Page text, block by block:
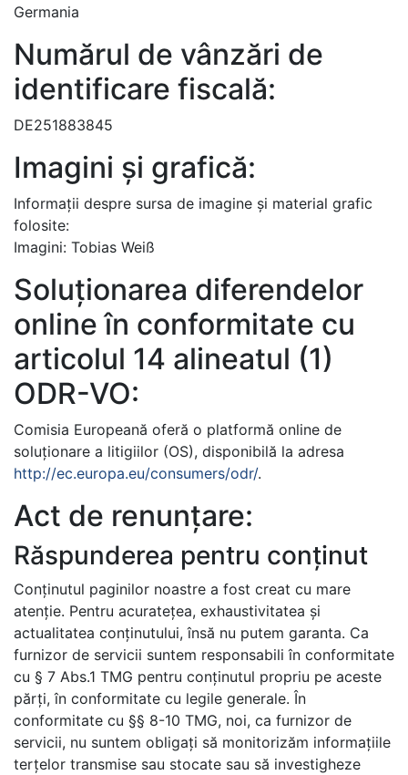
Germania
Numărul de vânzări de
identificare fiscală:
DE251883845
Imagini și grafică:
Informații despre sursa de imagine și material grafic
folosite:
Imagini: Tobias Weiß
Soluționarea diferendelor
online în conformitate cu
articolul 14 alineatul (1)
ODR-VO:
Comisia Europeană oferă o platformă online de
soluționare a litigiilor (OS), disponibilă la adresa
http://ec.europa.eu/consumers/odr/.
Act de renunțare:
Răspunderea pentru conținut
Conținutul paginilor noastre a fost creat cu mare
atenție. Pentru acuratețea, exhaustivitatea și
actualitatea conținutului, însă nu putem garanta. Ca
furnizor de servicii suntem responsabili în conformitate
cu § 7 Abs.1 TMG pentru conținutul propriu pe aceste
părți, în conformitate cu legile generale. În
conformitate cu §§ 8-10 TMG, noi, ca furnizor de
servicii, nu suntem obligați să monitorizăm informațiile
terțelor transmise sau stocate sau să investigheze